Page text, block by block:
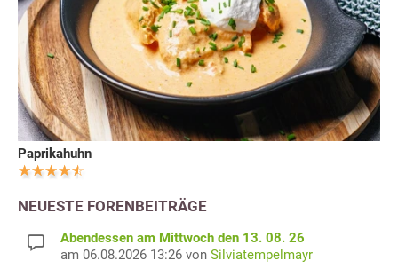
Paprikahuhn
NEUESTE FORENBEITRÄGE
Abendessen am Mittwoch den 13. 08. 26
am 06.08.2026 13:26 von Silviatempelmayr